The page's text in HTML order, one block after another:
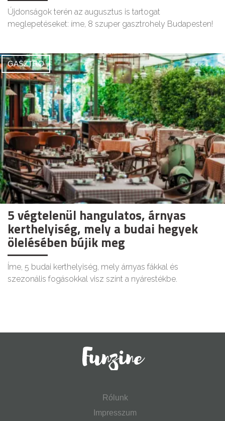
Újdonságok terén az augusztus is tartogat
meglepetéseket: íme, 8 szuper gasztrohely Budapesten!
GASZTRO
5 végtelenül hangulatos, árnyas
kerthelyiség, mely a budai hegyek
ölelésében bújik meg
Íme, 5 budai kerthelyiség, mely árnyas fákkal és
szezonális fogásokkal visz színt a nyárestékbe.
Rólunk
Impresszum